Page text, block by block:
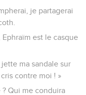
je partagerai
Ephraïm est le casque
ma sandale sur
contre moi ! »
Qui me conduira